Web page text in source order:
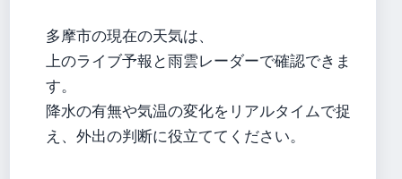
多摩市の現在の天気は、
上のライブ予報と雨雲レーダーで確認できま
す。
降水の有無や気温の変化をリアルタイムで捉
え、外出の判断に役立ててください。